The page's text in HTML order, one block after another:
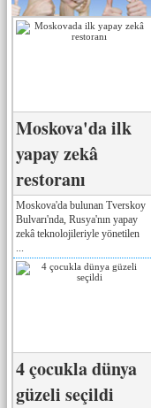
Moskova'da ilk
yapay zekâ
restoranı
Moskova'da bulunan Tverskoy
Bulvarı'nda, Rusya'nın yapay
zekâ teknolojileriyle yönetilen
4 çocukla dünya
güzeli seçildi